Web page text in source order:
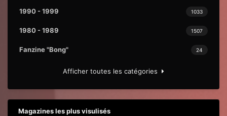
1033
1990 - 1999
1507
1980 - 1989
24
Fanzine "Bong"
Afficher toutes les catégories
Magazines les plus visulisés